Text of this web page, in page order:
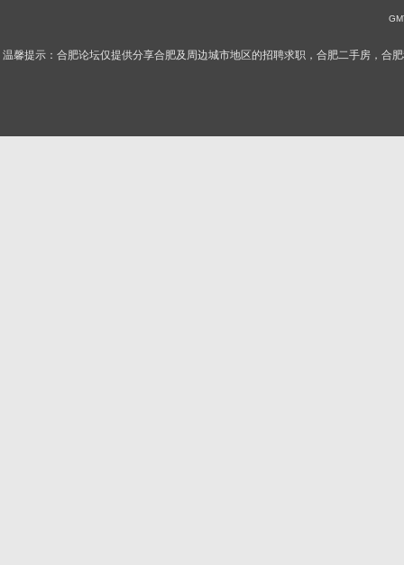
温馨提示：合肥论坛仅提供分享合肥及周边城市地区的招聘求职，合肥二手房，合